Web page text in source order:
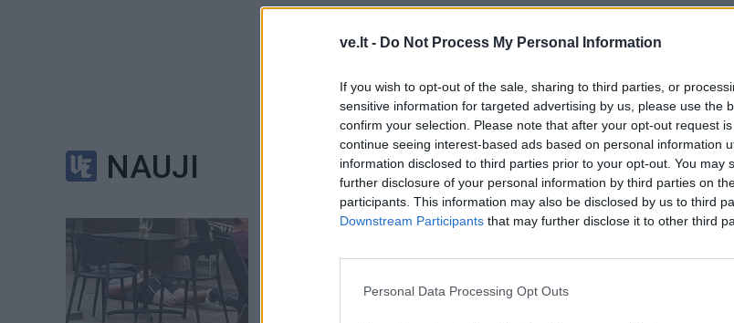
ve.lt - Do Not Process My Personal Information
If you wish to opt-out of the sale, sharing to third parties, or
sensitive information for targeted advertising by us, please use the
confirm your selection. Please note that after your opt-out request
continue seeing interest-based ads based on personal information
information disclosed to third parties prior to your opt-out. You may
further disclosure of your personal information by third parties on
participants. This information may also be disclosed by us to third
Downstream Participants that may further disclose it to other third
Personal Data Processing Opt Outs
NAUJI
kuro rūšis populiarėtų, valstybė bent jau pradžioje turėtų remti
gamybą, bet ir juo varomų transporto priemonių įsigijimą tiek
privatiems asmenims.
Klaipėdos valstybinio jūrų uosto direkcija pirmoji Lietuvoje
vandenilio gamybą ir nuo šiol pradeda jo prekybą visiems
Pirmasis žingsnis kuriant naują rinką